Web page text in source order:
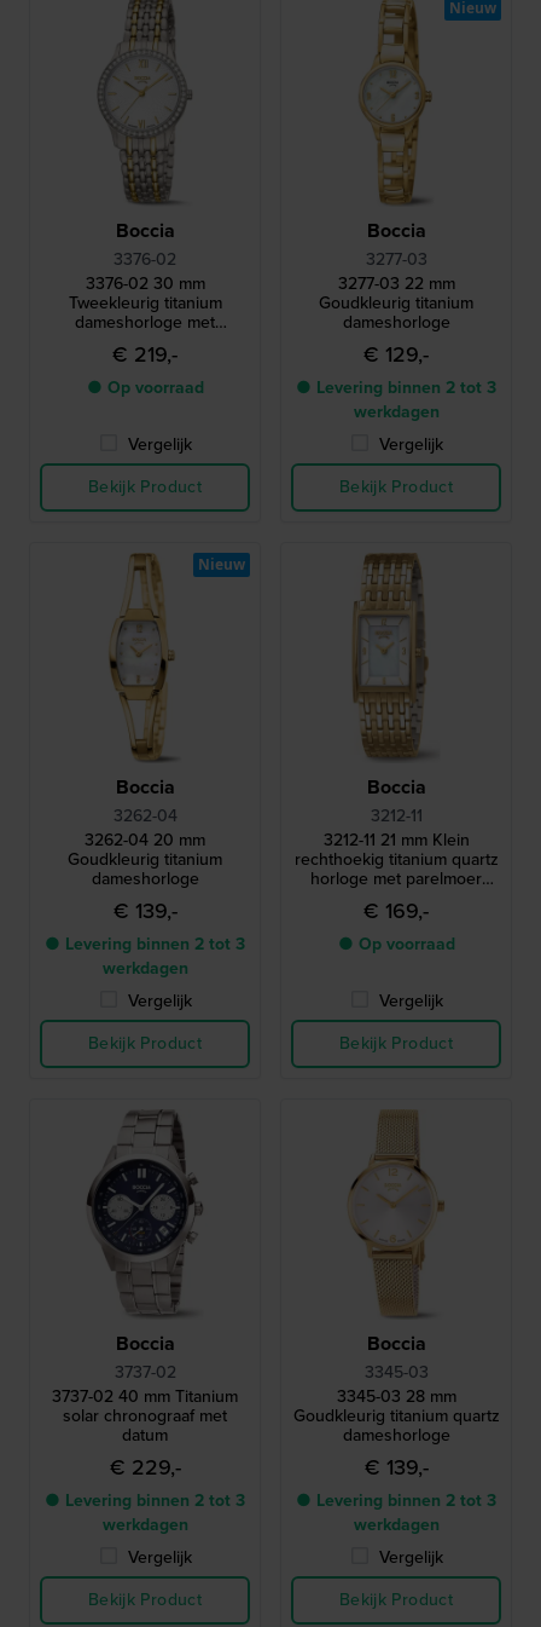
Boccia
3376-02
3376-02 30 mm
Tweekleurig titanium
dameshorloge met
kristallen rand
€ 219,-
● Op voorraad
Vergelijk
Bekijk Product
Boccia
3277-03
3277-03 22 mm
Goudkleurig titanium
dameshorloge
€ 129,-
● Levering binnen 2 tot 3
werkdagen
Vergelijk
Bekijk Product
Nieuw
Boccia
3262-04
3262-04 20 mm
Goudkleurig titanium
dameshorloge
€ 139,-
● Levering binnen 2 tot 3
werkdagen
Vergelijk
Bekijk Product
Nieuw
Boccia
3212-11
3212-11 21 mm Klein
rechthoekig titanium quartz
horloge met parelmoer
wijzerplaat
€ 169,-
● Op voorraad
Vergelijk
Bekijk Product
Boccia
3737-02
3737-02 40 mm Titanium
solar chronograaf met
datum
€ 229,-
● Levering binnen 2 tot 3
werkdagen
Vergelijk
Bekijk Product
Boccia
3345-03
3345-03 28 mm
Goudkleurig titanium quartz
dameshorloge
€ 139,-
● Levering binnen 2 tot 3
werkdagen
Vergelijk
Bekijk Product